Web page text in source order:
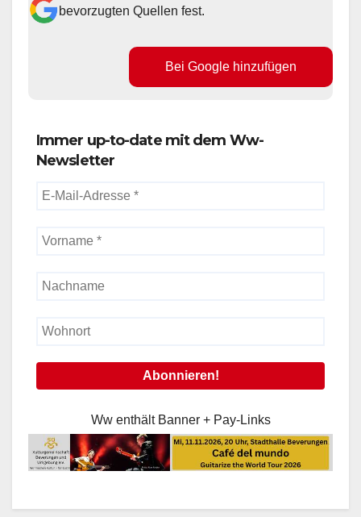
bevorzugten Quellen fest.
Bei Google hinzufügen
Immer up-to-date mit dem Ww-
Newsletter
Ww enthält Banner + Pay-Links